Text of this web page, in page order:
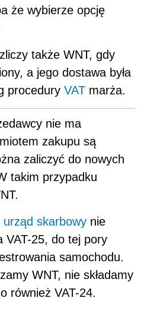
że wybierze opcję
także WNT, gdy
a jego dostawa była
procedury VAT marża.
nie ma
zakupu są
zaliczyć do nowych
takim przypadku
urząd skarbowy nie
VAT-25, do tej pory
samochodu.
WNT, nie składamy
również VAT-24.